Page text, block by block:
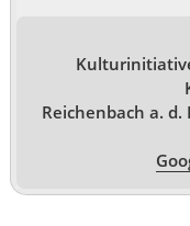
Reichenbach a. d.